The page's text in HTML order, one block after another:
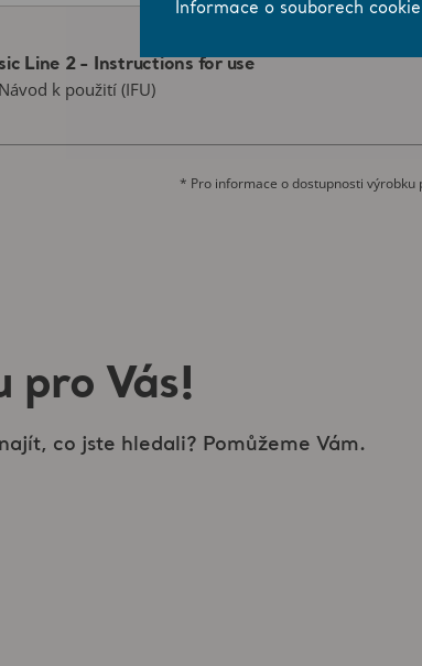
Line 2 - Instructions for use
k použití (IFU)
* Pro informace o dostupnosti výrobku
pro Vás!
co jste hledali? Pomůžeme Vám.
Informace o souborech cookie